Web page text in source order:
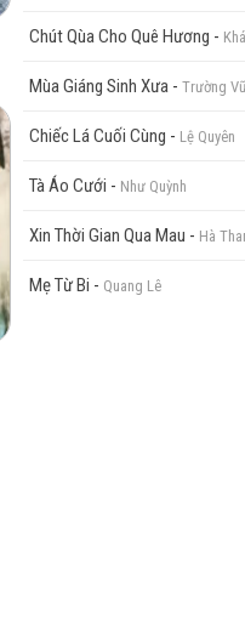
Chút Qùa Cho Quê Hương -
Mùa Giáng Sinh Xưa - Trường Vũ
Chiếc Lá Cuối Cùng - Lệ Quyên
Tà Áo Cưới - Như Quỳnh
Xin Thời Gian Qua Mau - Hà
Mẹ Từ Bi - Quang Lê